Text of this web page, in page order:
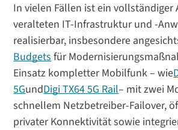
In vielen Fällen ist ein vollständiger
veralteten IT-Infrastruktur und -
realisierbar, insbesondere
Budgetsfür
Einsatz kompletter Mobilfunk – wie
5GundDigi TX64 5G Rail– mit zwei
schnellem Netzbetreiber-Failover,
privater Konnektivität sowie